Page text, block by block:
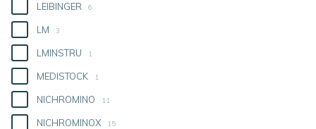
LEIBINGER 6
LM 3
LMINSTRU 1
MEDISTOCK 1
NICHROMINO 11
NICHROMINOX 15